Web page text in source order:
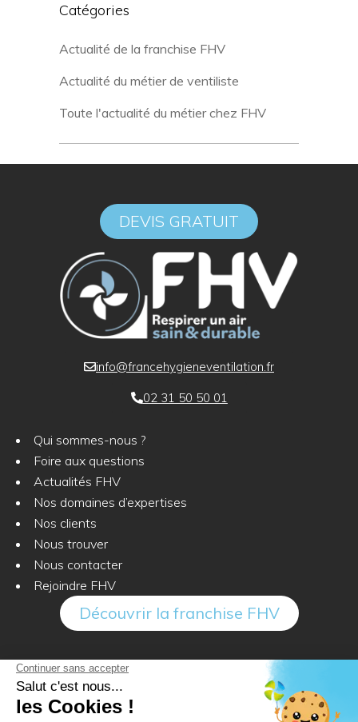
Catégories
Actualité de la franchise FHV
Actualité du métier de ventiliste
Toute l'actualité du métier chez FHV
DEVIS GRATUIT
info@francehygieneventilation.fr
02 31 50 50 01
Qui sommes-nous ?
Foire aux questions
Actualités FHV
Nos domaines d’expertises
Nos clients
Nous trouver
Nous contacter
Rejoindre FHV
Découvrir la franchise FHV
Rejoignez-nous sur :